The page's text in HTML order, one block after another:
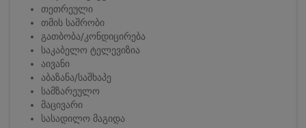
თეთრეული
თმის საშრობი
გათბობა/კონდიცირება
საკაბელო ტელევიზია
აივანი
აბაზანა/საშხაპე
სამზარეულო
მაცივარი
სასადილო მაგიდა